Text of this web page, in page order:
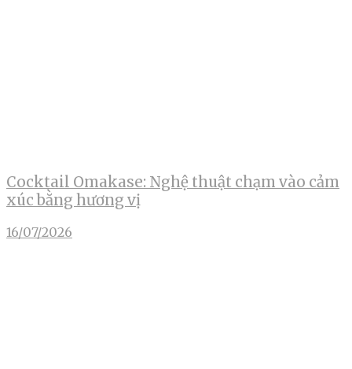
Cocktail Omakase: Nghệ thuật chạm vào cảm
xúc bằng hương vị
16/07/2026